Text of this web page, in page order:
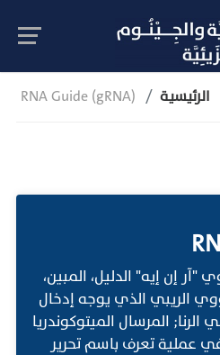
RNA Guide (gRNA) الرئيسية
"آر إن إيه" الدليل، المبين،
الريبي الذي يوجه إدخال
المرسال الميتوكوندريا
عملية تعرف باسم تحرير